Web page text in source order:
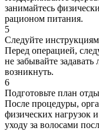
занимайтесь
рационом питания.
5
Следуйте инструкциям
Перед операцией,
не забывайте
возникнуть.
6
Подготовьте план
После процедуры,
физических нагрузок
уходу за волосами